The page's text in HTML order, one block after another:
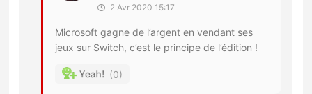
2 Avr 2020 15:17
Microsoft gagne de l’argent en vendant ses
jeux sur Switch, c’est le principe de l’édition !
0